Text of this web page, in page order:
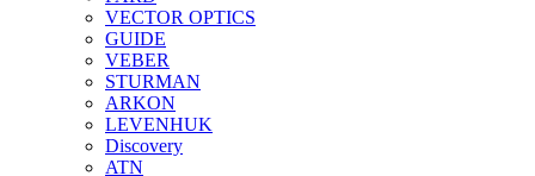
VECTOR OPTICS
GUIDE
VEBER
STURMAN
ARKON
LEVENHUK
Discovery
ATN